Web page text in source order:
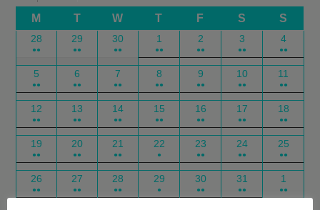
M T W T F S S
28
●●
29
●●
30
●●
1
●●
2
●●
3
●●
4
●●
5
●●
6
●●
7
●●
8
●●
9
●●
10
●●
11
●●
12
●●
13
●●
14
●●
15
●●
16
●●
17
●●
18
●●
19
●●
20
●●
21
●●
22
●
23
●●
24
●●
25
●●
26
●●
27
●●
28
●●
29
●
30
●●
31
●●
1
●●